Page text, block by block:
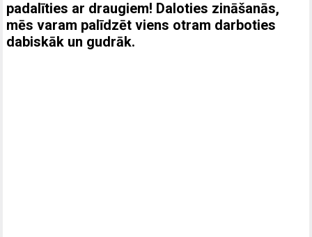
padalīties ar draugiem! Daloties zināšanās,
mēs varam palīdzēt viens otram darboties
dabiskāk un gudrāk.